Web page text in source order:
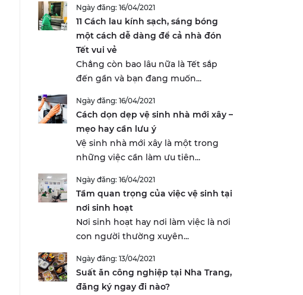
Ngày đăng: 16/04/2021
11 Cách lau kính sạch, sáng bóng
một cách dễ dàng để cả nhà đón
Tết vui vẻ
Chẳng còn bao lâu nữa là Tết sắp
đến gần và bạn đang muốn...
Ngày đăng: 16/04/2021
Cách dọn dẹp vệ sinh nhà mới xây –
mẹo hay cần lưu ý
Vệ sinh nhà mới xây là một trong
những việc cần làm ưu tiên...
Ngày đăng: 16/04/2021
Tầm quan trọng của việc vệ sinh tại
nơi sinh hoạt
Nơi sinh hoạt hay nơi làm việc là nơi
con người thường xuyên...
Ngày đăng: 13/04/2021
Suất ăn công nghiệp tại Nha Trang,
đăng ký ngay đi nào?